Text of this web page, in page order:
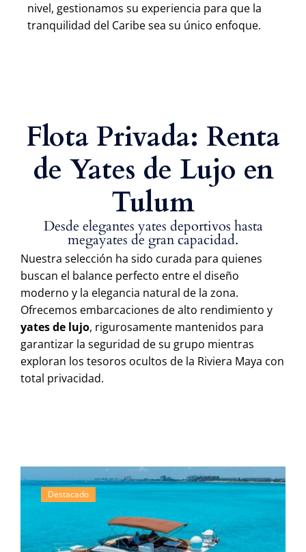
nivel, gestionamos su experiencia para que la
tranquilidad del Caribe sea su único enfoque.
Flota Privada: Renta
de Yates de Lujo en
Tulum
Desde elegantes yates deportivos hasta
megayates de gran capacidad.
Nuestra selección ha sido curada para quienes
buscan el balance perfecto entre el diseño
moderno y la elegancia natural de la zona.
Ofrecemos embarcaciones de alto rendimiento y
yates de lujo, rigurosamente mantenidos para
garantizar la seguridad de su grupo mientras
exploran los tesoros ocultos de la Riviera Maya con
total privacidad.
Destacado